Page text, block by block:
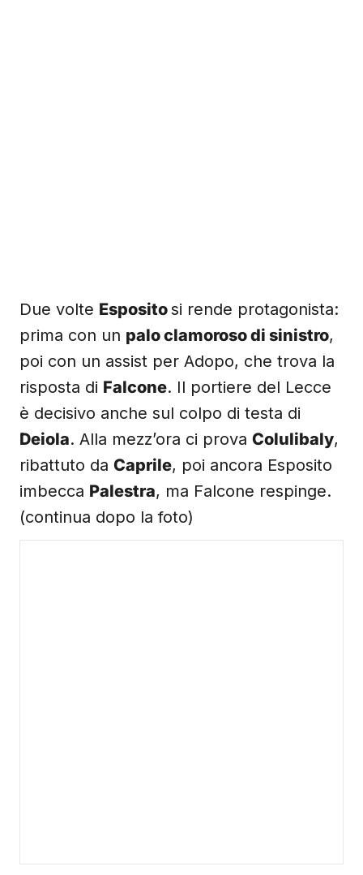
Due volte Espositosi rende protagonista:
prima con un palo clamoroso di sinistro,
poi con un assist per Adopo, che trova la
risposta di Falcone. Il portiere del Lecce
è decisivo anche sul colpo di testa di
Deiola. Alla mezz’ora ci prova Colulibaly,
ribattuto da Caprile, poi ancora Esposito
imbecca Palestra, ma Falcone respinge.
(continua dopo la foto)